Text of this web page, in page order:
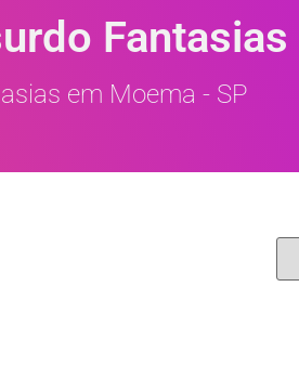
Fantasias
em Moema - SP